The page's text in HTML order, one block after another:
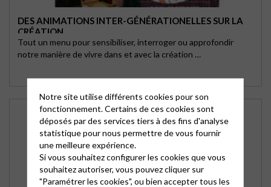
DES ANIMATIONS INTER-GÉNÉRATIONELLES SUR LA
CRÉATION
Tout un menu pour sensibiliser, interroger ou approfondir
notre manière de vivre dans et avec la création …
Notre site utilise différents cookies pour son
fonctionnement. Certains de ces cookies sont
déposés par des services tiers à des fins d'analyse
statistique pour nous permettre de vous fournir
une meilleure expérience.
Si vous souhaitez configurer les cookies que vous
souhaitez autoriser, vous pouvez cliquer sur
"Paramétrer les cookies", ou bien accepter tous les